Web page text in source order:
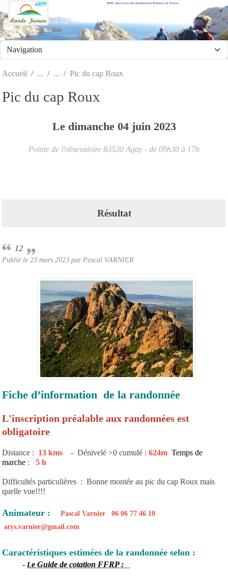
ARPF Association des Randonneurs Pédestres de Fuveau
Accueil Pic du cap Roux
Pic du cap Roux
Le dimanche 04 juin 2023
Pointe de l'obsevatoire 83530 Agay - de 09h30 à 17h
Résultat
12
Publié le 23 mars 2023 par Pascal VARNIER
Fiche d’information de la randonnée
L'inscription préalable aux randonnées est
obligatoire
Distance : 13 kms - Dénivelé >0 cumulé : 624m Temps de
marche : 5 h
Difficultés particulières : Bonne montée au pic du cap Roux mais
quelle vue!!!!
Animateur : Pascal Varnier 06 06 77 46 10
atys.varnier@gmail.com
Caractéristiques estimées de la randonnée selon :
- Le Guide de cotation FFRP :
Panneau de gestion des cookies